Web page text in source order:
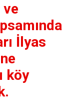
ve
İlyas
köy